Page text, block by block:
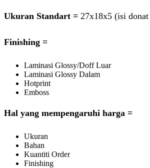
Ukuran Standart = 27x18x5 (isi donat
Finishing =
Laminasi Glossy/Doff Luar
Laminasi Glossy Dalam
Hotprint
Emboss
Hal yang mempengaruhi harga =
Ukuran
Bahan
Kuantiti Order
Finishing